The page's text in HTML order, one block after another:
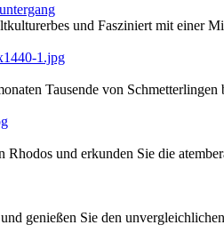
und Fasziniert mit einer
Tausende von
Rhodos und erkunden Sie die
genießen Sie den